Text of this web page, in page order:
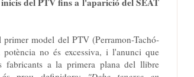
model del PTV (Perramon-Tachó-
no és excessiva, i l'anunci que
fabricants a la primera plana del llibre